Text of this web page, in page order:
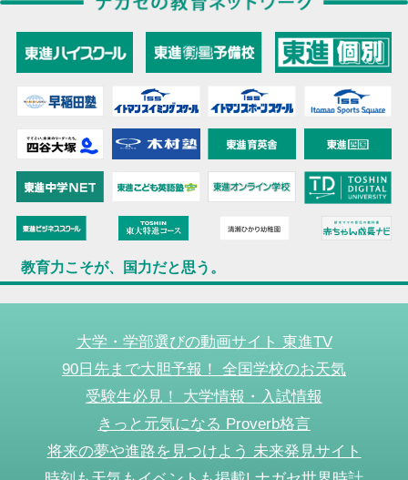
教育力こそが、国力だと思う。
大学・学部選びの動画サイト 東進TV
90日先まで大胆予報！ 全国学校のお天気
受験生必見！ 大学情報・入試情報
きっと元気になる Proverb格言
将来の夢や進路を見つけよう 未来発見サイト